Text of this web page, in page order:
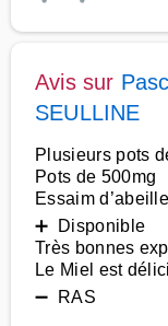
Avis sur
SEULLINE
Plusieurs pots
Pots de 500mg
Essaim
➕ Disponible
Très bonnes
Le Miel est
➖ RAS